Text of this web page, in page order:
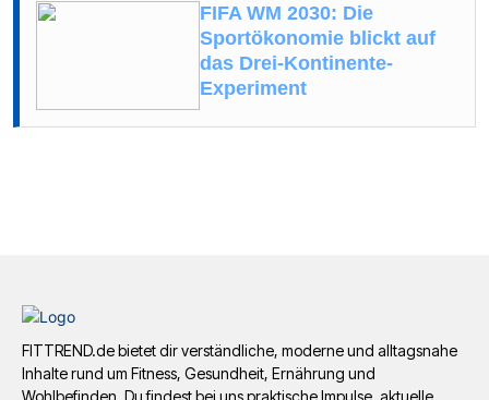
FIFA WM 2030: Die
Sportökonomie blickt auf
das Drei-Kontinente-
Experiment
FITTREND.de bietet dir verständliche, moderne und alltagsnahe
Inhalte rund um Fitness, Gesundheit, Ernährung und